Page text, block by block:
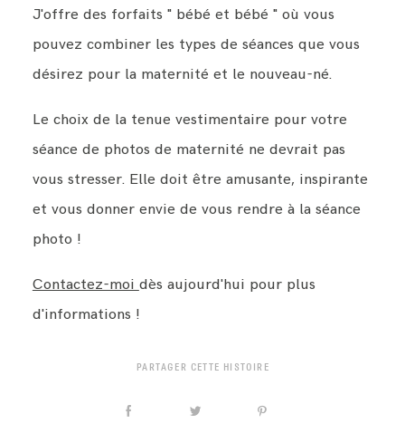
J'offre des forfaits " bébé et bébé " où vous
pouvez combiner les types de séances que vous
désirez pour la maternité et le nouveau-né.
Le choix de la tenue vestimentaire pour votre
séance de photos de maternité ne devrait pas
vous stresser. Elle doit être amusante, inspirante
et vous donner envie de vous rendre à la séance
photo !
Contactez-moi dès aujourd'hui pour plus
d'informations !
PARTAGER CETTE HISTOIRE